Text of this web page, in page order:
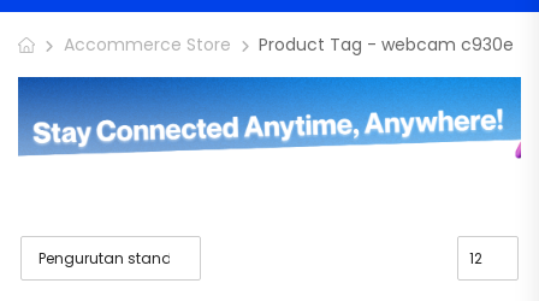
Accommerce Store Product Tag - webcam c930e